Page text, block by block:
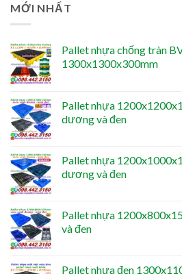
MỚI NHẤT
Pallet nhựa chống tràn
1300x1300x300mm
Pallet nhựa
dương và đen
Pallet nhựa
dương và đen
Pallet nhựa
và đen
Pallet nhựa đen